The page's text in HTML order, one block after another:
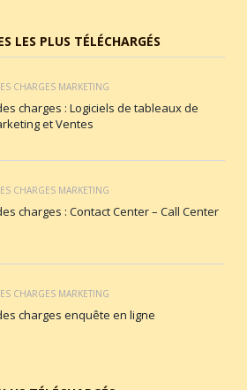
LES PLUS TÉLÉCHARGÉS
CHARGES MARKETING
charges : Logiciels de tableaux de
et Ventes
CHARGES MARKETING
charges : Contact Center – Call Center
CHARGES MARKETING
charges enquête en ligne